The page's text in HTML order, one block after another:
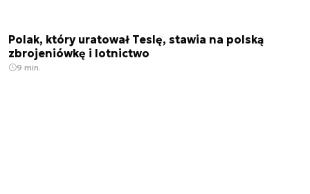
Polak, który uratował Teslę, stawia na polską
zbrojeniówkę i lotnictwo
9 min.